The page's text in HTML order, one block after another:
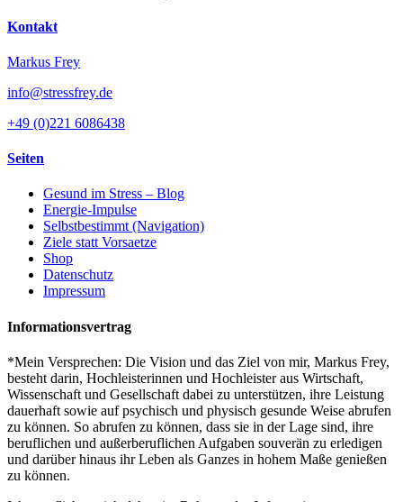
Kontakt
Markus Frey
info@stressfrey.de
+49 (0)221 6086438
Seiten
Gesund im Stress – Blog
Energie-Impulse
Selbstbestimmt (Navigation)
Ziele statt Vorsaetze
Shop
Datenschutz
Impressum
Informationsvertrag
*Mein Versprechen: Die Vision und das Ziel von mir, Markus Frey,
besteht darin, Hochleisterinnen und Hochleister aus Wirtschaft,
Wissenschaft und Gesellschaft dabei zu unterstützen, ihre Leistung
dauerhaft sowie auf psychisch und physisch gesunde Weise abrufen
zu können. So abrufen zu können, dass sie in der Lage sind, ihre
beruflichen und außerberuflichen Aufgaben souverän zu erledigen
und darüber hinaus ihr Leben als Ganzes in hohem Maße genießen
zu können.